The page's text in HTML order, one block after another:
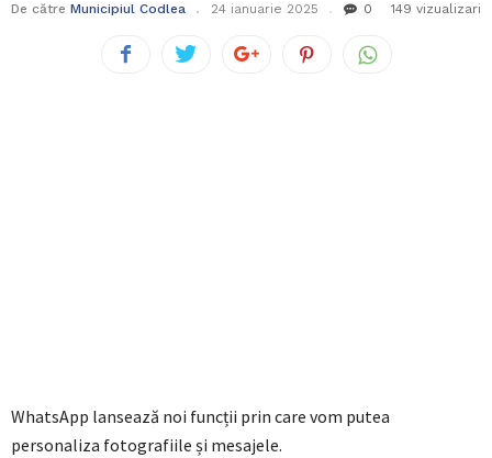
De către Municipiul Codlea 24 ianuarie 2025 0 149 vizualizari
WhatsApp lansează noi funcții prin care vom putea
personaliza fotografiile și mesajele.